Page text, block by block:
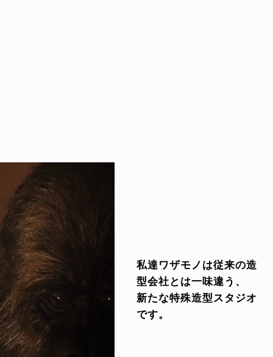
私達ワザモノは従来の造
型会社とは一味違う、
新たな特殊造型スタジオ
です。